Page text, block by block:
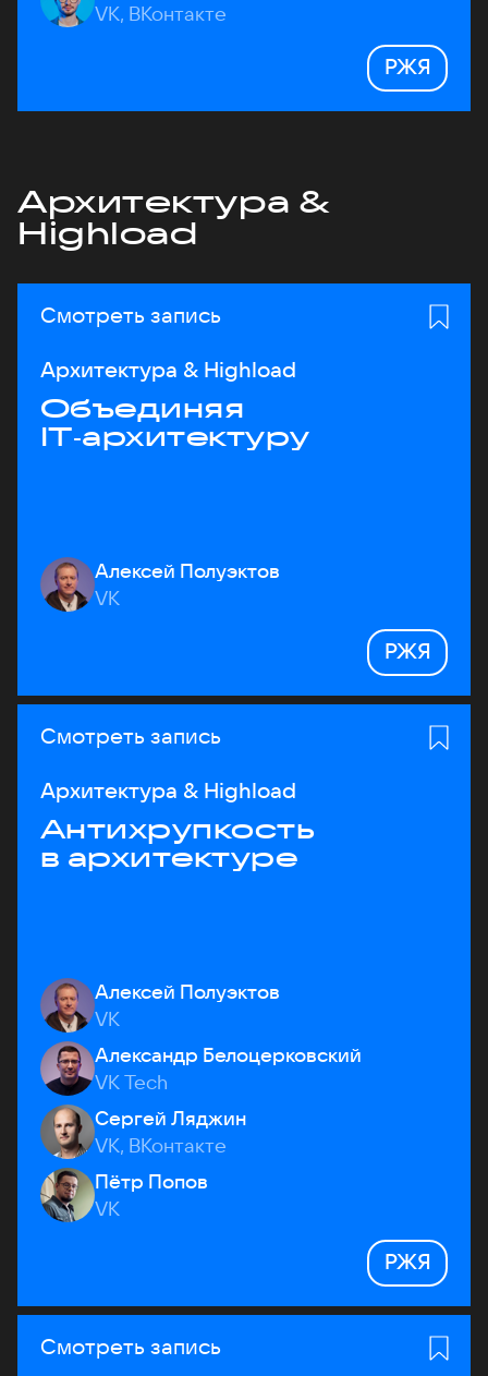
VK, ВКонтакте
РЖЯ
Архитектура &
Highload
Смотреть запись
Архитектура & Highload
Объединяя
IT‑архитектуру
Алексей Полуэктов
VK
РЖЯ
Смотреть запись
Архитектура & Highload
Антихрупкость
в архитектуре
Алексей Полуэктов
VK
Александр Белоцерковский
VK Tech
Сергей Ляджин
VK, ВКонтакте
Пётр Попов
VK
РЖЯ
Смотреть запись